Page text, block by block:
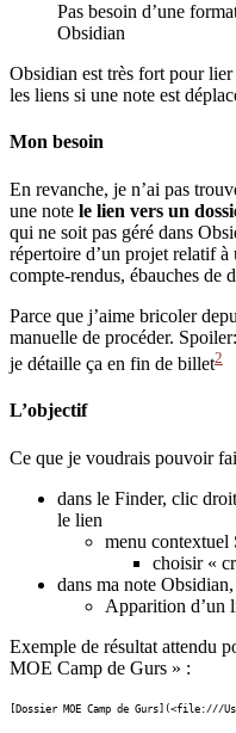
Pas besoin d’une
Obsidian
Obsidian est très fort pour
les liens si une note est
Mon besoin
En revanche, je n’ai pas
une note le lien vers un
qui ne soit pas géré dans
répertoire d’un projet relatif
compte-rendus, ébauches de
Parce que j’aime bricoler
manuelle de procéder.
je détaille ça en fin de billet2
L’objectif
Ce que je voudrais pouvoir
dans le Finder, clic
le lien
menu contextuel
choisir «
dans ma note
Apparition d’un
Exemple de résultat attendu
MOE Camp de Gurs » :
[Dossier MOE Camp de Gurs](<file:///